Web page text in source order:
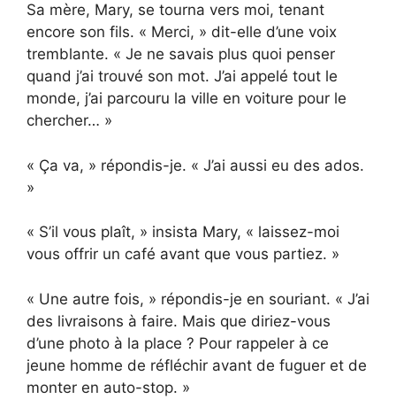
Sa mère, Mary, se tourna vers moi, tenant
encore son fils. « Merci, » dit-elle d’une voix
tremblante. « Je ne savais plus quoi penser
quand j’ai trouvé son mot. J’ai appelé tout le
monde, j’ai parcouru la ville en voiture pour le
chercher… »
« Ça va, » répondis-je. « J’ai aussi eu des ados.
»
« S’il vous plaît, » insista Mary, « laissez-moi
vous offrir un café avant que vous partiez. »
« Une autre fois, » répondis-je en souriant. « J’ai
des livraisons à faire. Mais que diriez-vous
d’une photo à la place ? Pour rappeler à ce
jeune homme de réfléchir avant de fuguer et de
monter en auto-stop. »